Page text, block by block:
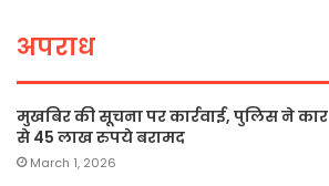
अपराध
मुखबिर की सूचना पर कार्रवाई, पुलिस ने कार
से 45 लाख रुपये बरामद
March 1, 2026